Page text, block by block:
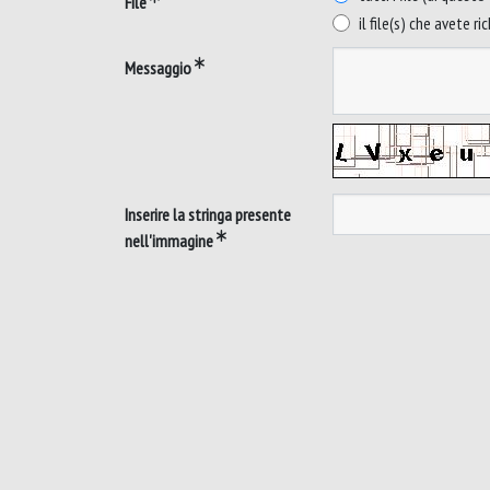
il file(s) che avete
Messaggio
Inserire la stringa presente
nell'immagine